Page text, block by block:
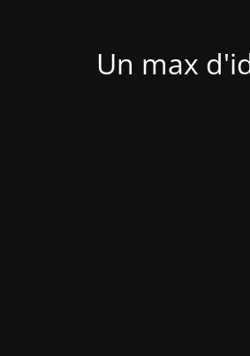
Un max